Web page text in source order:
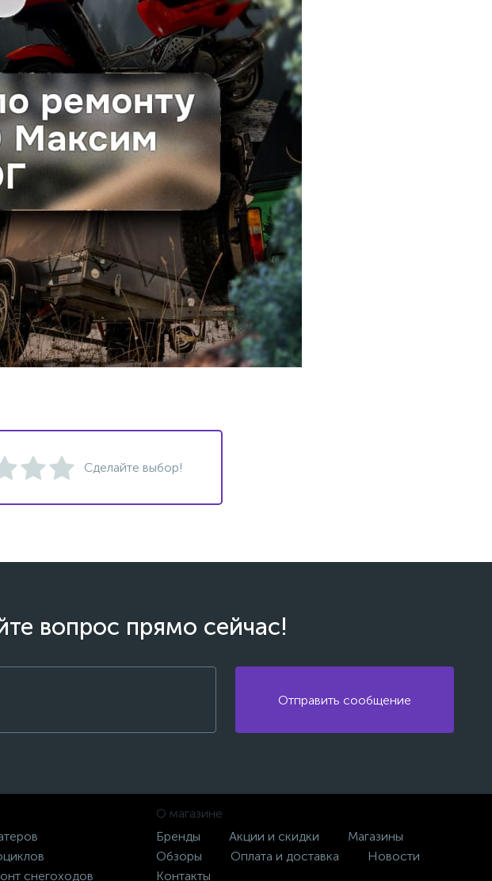
Сделайте выбор!
вопрос прямо сейчас!
Отправить сообщение
снегоходов
О магазине
Бренды
Акции и скидки
Магазины
Обзоры
Оплата и доставка
Новости
Контакты